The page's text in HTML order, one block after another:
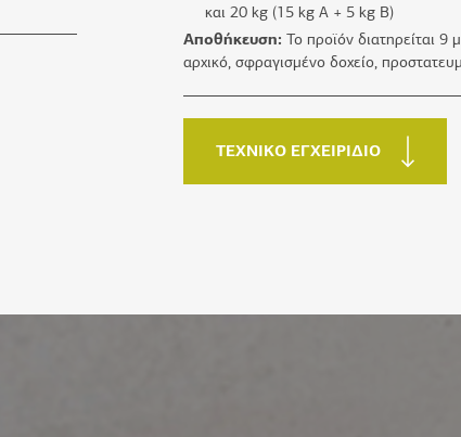
και 20 kg (15 kg A + 5 kg B)
Αποθήκευση: Το προϊόν διατηρείται
αρχικό, σφραγισμένο δοχείο,
ΤΕΧΝΙΚΟ ΕΓΧΕΙΡΙΔΙΟ